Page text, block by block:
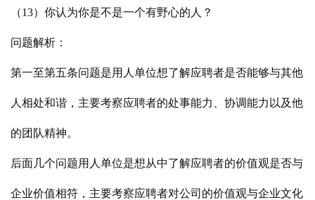
（13）你认为你是不是一个有野心的人？
问题解析：
第一至第五条问题是用人单位想了解应聘者是否能够与其他
人相处和谐，主要考察应聘者的处事能力、协调能力以及他
的团队精神。
后面几个问题用人单位是想从中了解应聘者的价值观是否与
企业价值相符，主要考察应聘者对公司的价值观与企业文化